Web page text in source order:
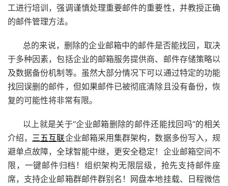
工进行培训，强调谨慎处理重要邮件的重要性，并教授正确
的邮件管理方法。
总的来说，删除的企业邮箱中的邮件是否能找回，取决
于多种因素，包括企业的邮箱服务提供商、邮件存储策略以
及数据备份机制等。虽然大部分情况下可以通过特定的功能
找回误删的邮件，但如果邮件已被彻底清除且没有备份，恢
复的可能性将非常有限。
以上就是关于“企业邮箱删除的邮件还能找回吗”的相关
介绍， 三五互联企业邮箱采用集群架构，数据多份写入，规
避单点故障，全球智能中继，更安全稳定！ 企业邮箱空间不
限，一键邮件归档！组织架构无限层级，抢先支持邮件座
席，支持企业邮箱群邮件群别名！网盘本地挂载、日程微信